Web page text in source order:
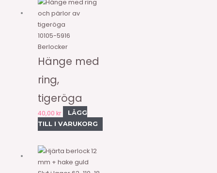
10105-5916
Berlocker
Hänge med
ring,
tigeröga
40,00kr
LÄGG
TILL I VARUKORG